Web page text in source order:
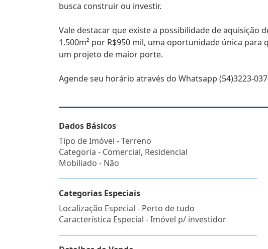
busca construir ou investir.
Vale destacar que existe a possibilidade de aquisição
1.500m² por R$950 mil, uma oportunidade única
um projeto de maior porte.
Agende seu horário através do Whatsapp (54)3223-
Dados Básicos
Tipo de Imóvel - Terreno
Categoria - Comercial, Residencial
Mobiliado - Não
Categorias Especiais
Localização Especial - Perto de tudo
Característica Especial - Imóvel p/ investidor